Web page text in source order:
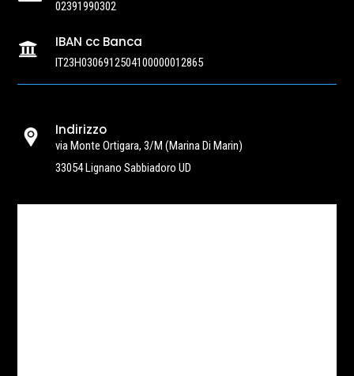
02391990302
 IBAN cc Banca
IT23H0306912504100000012865
Indirizzo
via Monte Ortigara, 3/M (Marina Di Marin)
33054 Lignano Sabbiadoro UD